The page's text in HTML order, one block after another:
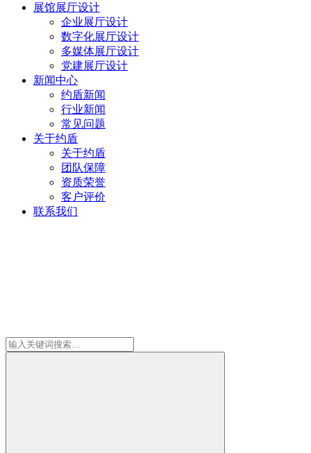
展馆展厅设计
企业展厅设计
数字化展厅设计
多媒体展厅设计
党建展厅设计
新闻中心
约盾新闻
行业新闻
常见问题
关于约盾
关于约盾
团队保障
资质荣誉
客户评价
联系我们